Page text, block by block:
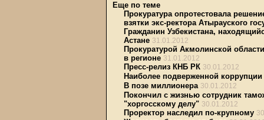
Еще по теме
Прокуратура опротестовала
взятки экс-ректора Атырауского
Гражданин Узбекистана,
Астане 31.01.2012
Прокуратурой Акмолинской
в регионе 31.01.2012
Пресс-релиз КНБ РК 30.01.2012
Наиболее подверженной коррупции
В позе миллионера 30.01.2012
Покончил с жизнью сотрудник
"хоргосскому делу" 30.01.2012
Проректор наследил по-крупному